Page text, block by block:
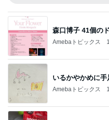
森口博子 41個の
Amebaトピックス
いるかやかめに
Amebaトピックス